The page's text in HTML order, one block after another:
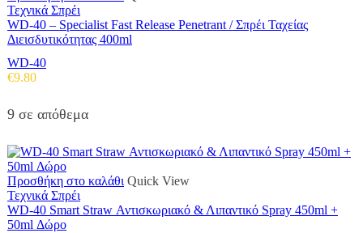
Τεχνικά Σπρέι
WD-40 – Specialist Fast Release Penetrant / Σπρέι Ταχείας
Διεισδυτικότητας 400ml
WD-40
€9.80
9 σε απόθεμα
Προσθήκη στο καλάθι Quick View
Τεχνικά Σπρέι
WD-40 Smart Straw Αντισκωριακό & Λιπαντικό Spray 450ml +
50ml Δώρο